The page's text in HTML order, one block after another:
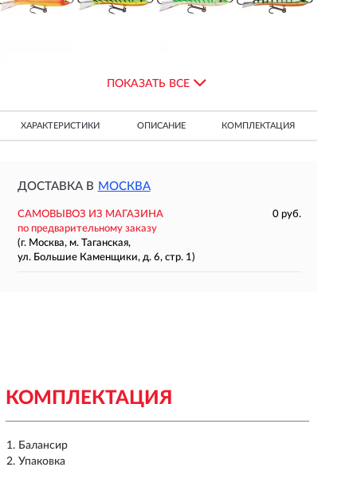
ПОКАЗАТЬ ВСЕ
ХАРАКТЕРИСТИКИ ОПИСАНИЕ КОМПЛЕКТАЦИЯ
ДОСТАВКА В МОСКВА
САМОВЫВОЗ ИЗ МАГАЗИНА
0 руб.
по предварительному заказу
(г. Москва, м. Таганская,
ул. Большие Каменщики, д. 6, стр. 1)
КОМПЛЕКТАЦИЯ
Балансир
Упаковка